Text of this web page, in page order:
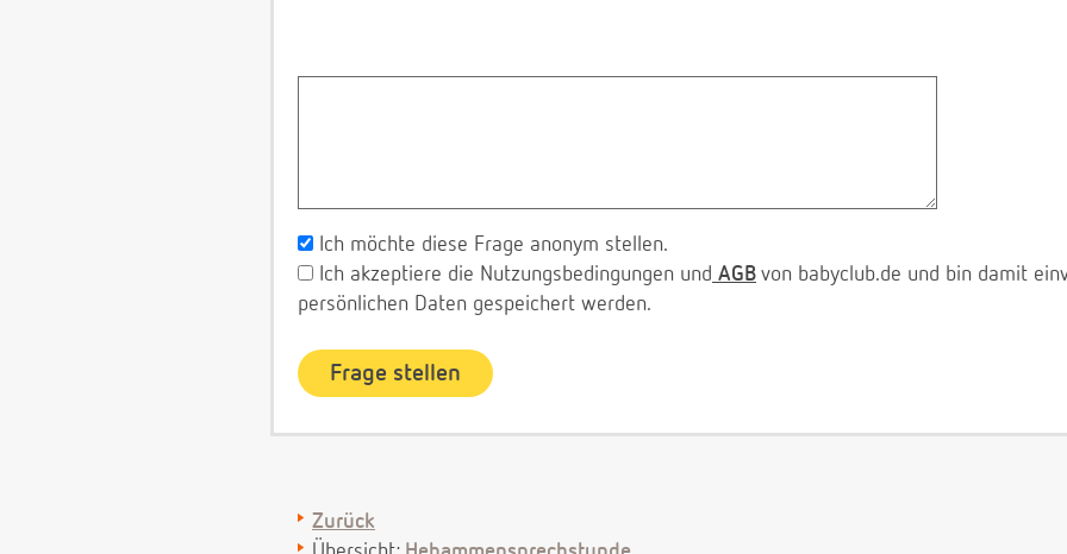
Ich möchte diese Frage anonym stellen.
Ich akzeptiere die Nutzungsbedingungen und AGB von babyclub.de und bin damit
persönlichen Daten gespeichert werden.
Zurück